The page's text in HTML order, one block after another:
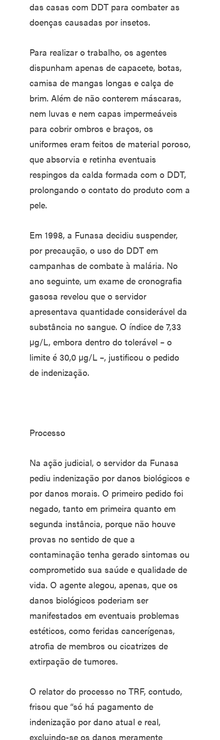
das casas com DDT para combater as
doenças causadas por insetos.
Para realizar o trabalho, os agentes
dispunham apenas de capacete, botas,
camisa de mangas longas e calça de
brim. Além de não conterem máscaras,
nem luvas e nem capas impermeáveis
para cobrir ombros e braços, os
uniformes eram feitos de material poroso,
que absorvia e retinha eventuais
respingos da calda formada com o DDT,
prolongando o contato do produto com a
pele.
Em 1998, a Funasa decidiu suspender,
por precaução, o uso do DDT em
campanhas de combate à malária. No
ano seguinte, um exame de cronografia
gasosa revelou que o servidor
apresentava quantidade considerável da
substância no sangue. O índice de 7,33
µg/L, embora dentro do tolerável – o
limite é 30,0 µg/L –, justificou o pedido
de indenização.
Processo
Na ação judicial, o servidor da Funasa
pediu indenização por danos biológicos e
por danos morais. O primeiro pedido foi
negado, tanto em primeira quanto em
segunda instância, porque não houve
provas no sentido de que a
contaminação tenha gerado sintomas ou
comprometido sua saúde e qualidade de
vida. O agente alegou, apenas, que os
danos biológicos poderiam ser
manifestados em eventuais problemas
estéticos, como feridas cancerígenas,
atrofia de membros ou cicatrizes de
extirpação de tumores.
O relator do processo no TRF, contudo,
frisou que “só há pagamento de
indenização por dano atual e real,
excluindo-se os danos meramente